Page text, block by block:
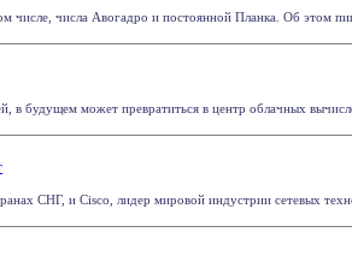
числе, числа Авогадро и постоянной Планка. Об этом
в будущем может превратиться в центр облачных
СНГ, и Cisco, лидер мировой индустрии сетевых